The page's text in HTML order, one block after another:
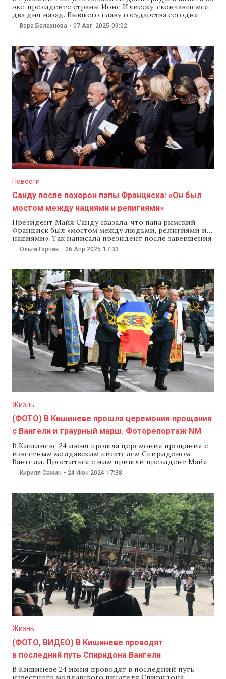
экс-президенте страны Ионе Илиеску, скончавшемся
два дня назад. Бывшего главу государства сегодня
похоронят на военном кладбище в Бухаресте,
сообщают румынские СМИ. Правительство Румынии
страны. Гроб с телом Илиеску перевезли во дворец
Котрочень, где организовали прощальную
церемонию.
Вера Балахнова - 07 Авг. 2025 09:02
Новости
Санду после похорон папы Франциска: «Он был
мостом между нациями и религиями»
Президент Майя Санду сказала, что папа римский
Франциск был «мостом между людьми, религиями и
нациями». Так написала президент после завершения
похорон папы Римского в Ватикане, на которых она
присутствовала. «Папа Франциск был мостом между
Молдовы я воздала должное тому, кто всегда
выбирал путь
Ольга Горчак - 26 Апр 2025 17:33
Жизнь
(ФОТО) В Кишиневе прошла церемония прощания
с Вангели и траурный марш. Фоторепортаж NM
В Кишиневе 24 июня прошла церемония прощания с
известным молдавским писателем Спиридоном
Вангели. Проститься с ним пришли президент Майя
Санду, министр культуры Серджиу Продан, министр
образования Дан Перчун, спикер парламента Игорь
мэрии, а также бывший премьер-министр Ион Кику.
После церемонии прошел траурный
Кирилл Сажин - 24 Июн 2024 17:38
Жизнь
(ФОТО, ВИДЕО) В Кишиневе проводят
в последний путь Спиридона Вангели
В Кишиневе 24 июня проводят в последний путь